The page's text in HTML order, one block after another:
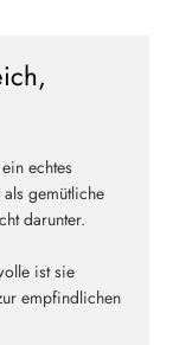
echtes
gemütliche
darunter.
ist sie
empfindlichen